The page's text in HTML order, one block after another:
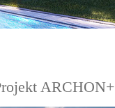
ARCHON+